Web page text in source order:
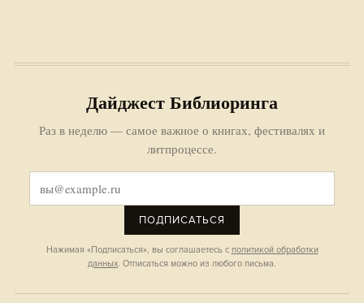
Дайджест Библиоринга
Раз в неделю — самое важное о книгах, фестивалях и
литпроцессе.
ПОДПИСАТЬСЯ
Нажимая «Подписаться», вы соглашаетесь с политикой обработки
данных. Отписаться можно из любого письма.